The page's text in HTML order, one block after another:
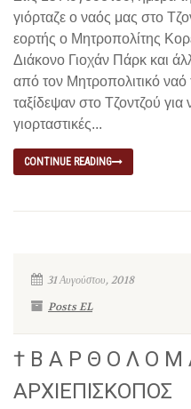
γιόρταζε ο ναός μας στο
εορτής ο Μητροπολίτης
Διάκονο Γιοχάν Πάρκ και
από τον Μητροπολιτικό
ταξίδεψαν στο Τζοντζού για
γιορταστικές...
CONTINUE READING
31 Αυγούστου, 2018
Posts EL
† Β Α Ρ Θ Ο Λ Ο Μ
ΑΡΧΙΕΠΙΣΚΟΠΟΣ